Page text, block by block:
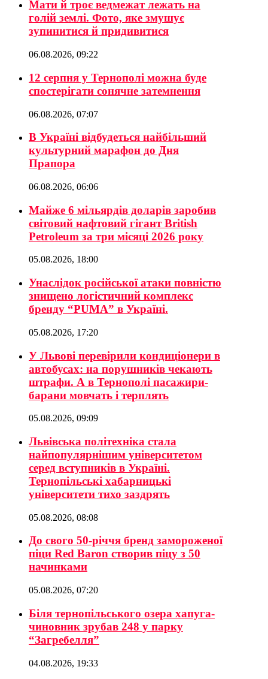
Мати й троє ведмежат лежать на
голій землі. Фото, яке змушує
зупинитися й придивитися
06.08.2026, 09:22
12 серпня у Тернополі можна буде
спостерігати сонячне затемнення
06.08.2026, 07:07
В Україні відбудеться найбільший
культурний марафон до Дня
Прапора
06.08.2026, 06:06
Майже 6 мільярдів доларів заробив
світовий нафтовий гігант British
Petroleum за три місяці 2026 року
05.08.2026, 18:00
Унаслідок російської атаки повністю
знищено логістичний комплекс
бренду “PUMA” в Україні.
05.08.2026, 17:20
У Львові перевірили кондиціонери в
автобусах: на порушників чекають
штрафи. А в Тернополі пасажири-
барани мовчать і терплять
05.08.2026, 09:09
Львівська політехніка стала
найпопулярнішим університетом
серед вступників в Україні.
Тернопільські хабарницькі
університети тихо заздрять
05.08.2026, 08:08
До свого 50-річчя бренд замороженої
піци Red Baron створив піцу з 50
начинками
05.08.2026, 07:20
Біля тернопільського озера хапуга-
чиновник зрубав 248 у парку
“Загребелля”
04.08.2026, 19:33